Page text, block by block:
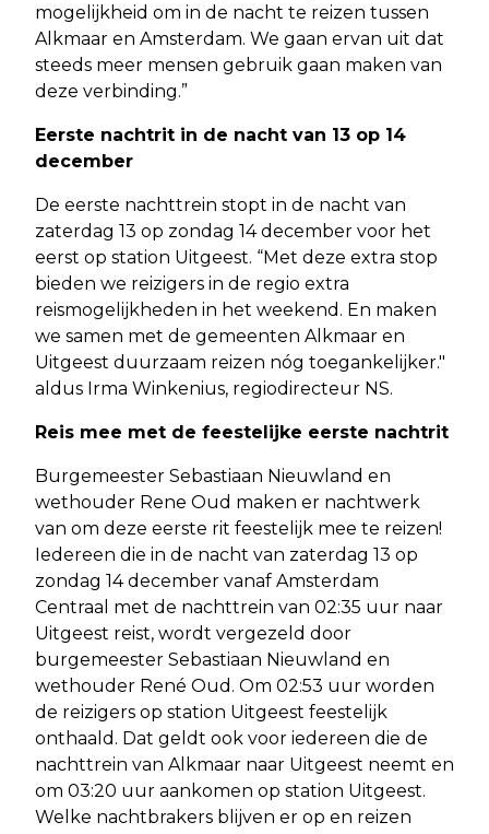
mogelijkheid om in de nacht te reizen tussen
Alkmaar en Amsterdam. We gaan ervan uit dat
steeds meer mensen gebruik gaan maken van
deze verbinding.”
Eerste nachtrit in de nacht van 13 op 14
december
De eerste nachttrein stopt in de nacht van
zaterdag 13 op zondag 14 december voor het
eerst op station Uitgeest. “Met deze extra stop
bieden we reizigers in de regio extra
reismogelijkheden in het weekend. En maken
we samen met de gemeenten Alkmaar en
Uitgeest duurzaam reizen nóg toegankelijker."
aldus Irma Winkenius, regiodirecteur NS.
Reis mee met de feestelijke eerste nachtrit
Burgemeester Sebastiaan Nieuwland en
wethouder Rene Oud maken er nachtwerk
van om deze eerste rit feestelijk mee te reizen!
Iedereen die in de nacht van zaterdag 13 op
zondag 14 december vanaf Amsterdam
Centraal met de nachttrein van 02:35 uur naar
Uitgeest reist, wordt vergezeld door
burgemeester Sebastiaan Nieuwland en
wethouder René Oud. Om 02:53 uur worden
de reizigers op station Uitgeest feestelijk
onthaald. Dat geldt ook voor iedereen die de
nachttrein van Alkmaar naar Uitgeest neemt en
om 03:20 uur aankomen op station Uitgeest.
Welke nachtbrakers blijven er op en reizen